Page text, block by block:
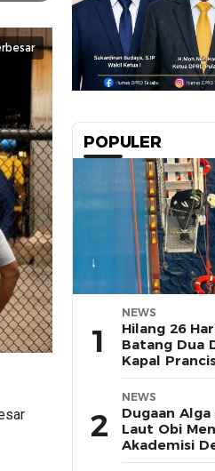
POPULER
1
NEWS
Hilang 26
Batang Dua
Kapal
Pasifik
2
NEWS
Dugaan
Laut Obi
Akademisi
Halsel Uji